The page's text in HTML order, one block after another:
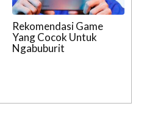
Rekomendasi Game
Yang Cocok Untuk
Ngabuburit